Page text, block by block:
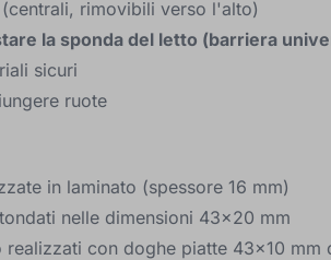
rimovibili verso l'alto)
la sponda del letto (barriera
sicuri
ruote
in laminato (spessore 16 mm)
nelle dimensioni 43x20 mm
realizzati con doghe piatte 43x10 mm